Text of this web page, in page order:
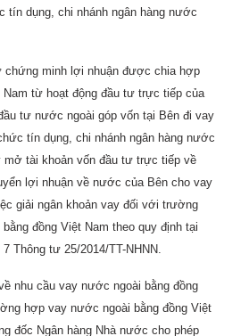
tín dụng, chi nhánh ngân hàng nước
chứng minh lợi nhuận được chia hợp
Nam từ hoạt động đầu tư trực tiếp của
tư nước ngoài góp vốn tại Bên đi vay
tín dụng, chi nhánh ngân hàng nước
mở tài khoản vốn đầu tư trực tiếp về
lợi nhuận về nước của Bên cho vay
giải ngân khoản vay đối với trường
đồng Việt Nam theo quy định tại
Thông tư 25/2014/TT-NHNN.
nhu cầu vay nước ngoài bằng đồng
hợp vay nước ngoài bằng đồng Việt
đốc Ngân hàng Nhà nước cho phép